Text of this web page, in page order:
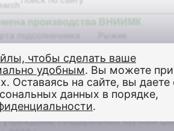
производства ВНИИМК
подсолнечника
лен
рапс
рапс
Рыжик
Кунжут
Клещевина
Сахарная свекла
Оборудование
«Федеральный научный
чтобы сделать ваше
удобным. Вы можете
Оставаясь на сайте, вы даете
данных в порядке,
.